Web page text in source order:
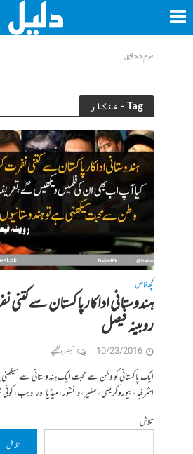
ہوم<<فنکار
Tag - فنکار
کچھ خاص
ہندوستانی اداکار پاکستان
روبینہ فیصل
10/23/2016 تبصرہ لکھیے
ایک پاکستانی کو وطن سے محبت ایک ہندوستانی سے
اشرفیہ، بیوروکریسی، سفیر، دانشور، میڈیا اور ادیب،
تلاش
تلاش